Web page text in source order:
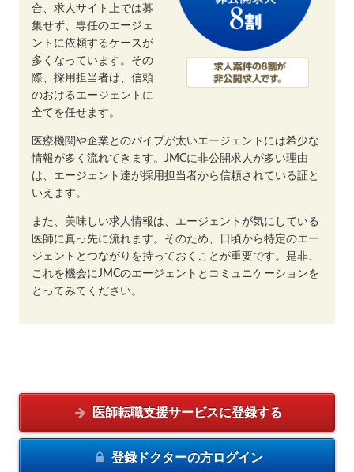
合、求人サイト上では募
集せず、専任のエージェ
ントに依頼するケースが
多くなっています。その
際、採用担当者は、信頼
のおけるエージェントに
全てを任せます。
医療機関や企業とのパイプが太いエージェントには希少な
情報が多く流れてきます。JMCに非公開求人が多い理由
は、エージェント達が採用担当者から信頼されている証と
いえます。
また、美味しい求人情報は、エージェントが気にしている
医師に真っ先に流れます。そのため、日頃から特定のエー
ジェントとつながりを持っておくことが重要です。是非、
これを機会にJMCのエージェントとコミュニケーションを
とってみてください。
医師転職支援サービスに登録する
登録ドクターの方ログイン